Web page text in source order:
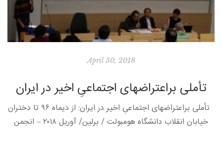
April 30, 2018
تأملی براعتراضهای اجتماعیِ اخیر در ایران
تأملی براعتراضهای اجتماعیِ اخیر در ایران: از دیماه ۹۶ تا دختران
خیابان انقلاب دانشگاه هومبولت / برلین/ آوریل ۲۰۱۸ – انجمن